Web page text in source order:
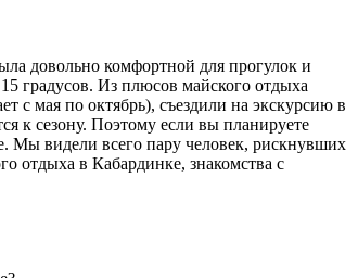
довольно комфортной для прогулок и
градусов. Из плюсов майского отдыха
с мая по октябрь), съездили на экскурсию в
к сезону. Поэтому если вы планируете
Мы видели всего пару человек, рискнувших
отдыха в Кабардинке, знакомства с